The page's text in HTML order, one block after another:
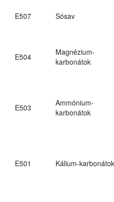
E507 Sósav
E504
Magnézium-
karbonátok
E503
Ammónium-
karbonátok
E501 Kálium-karbonátok